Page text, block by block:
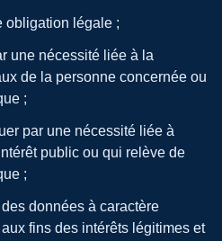
obligation légale ;
une nécessité liée à la
de la personne concernée ou
;
par une nécessité liée à
public ou qui relève de
;
données à caractère
fins des intérêts légitimes et